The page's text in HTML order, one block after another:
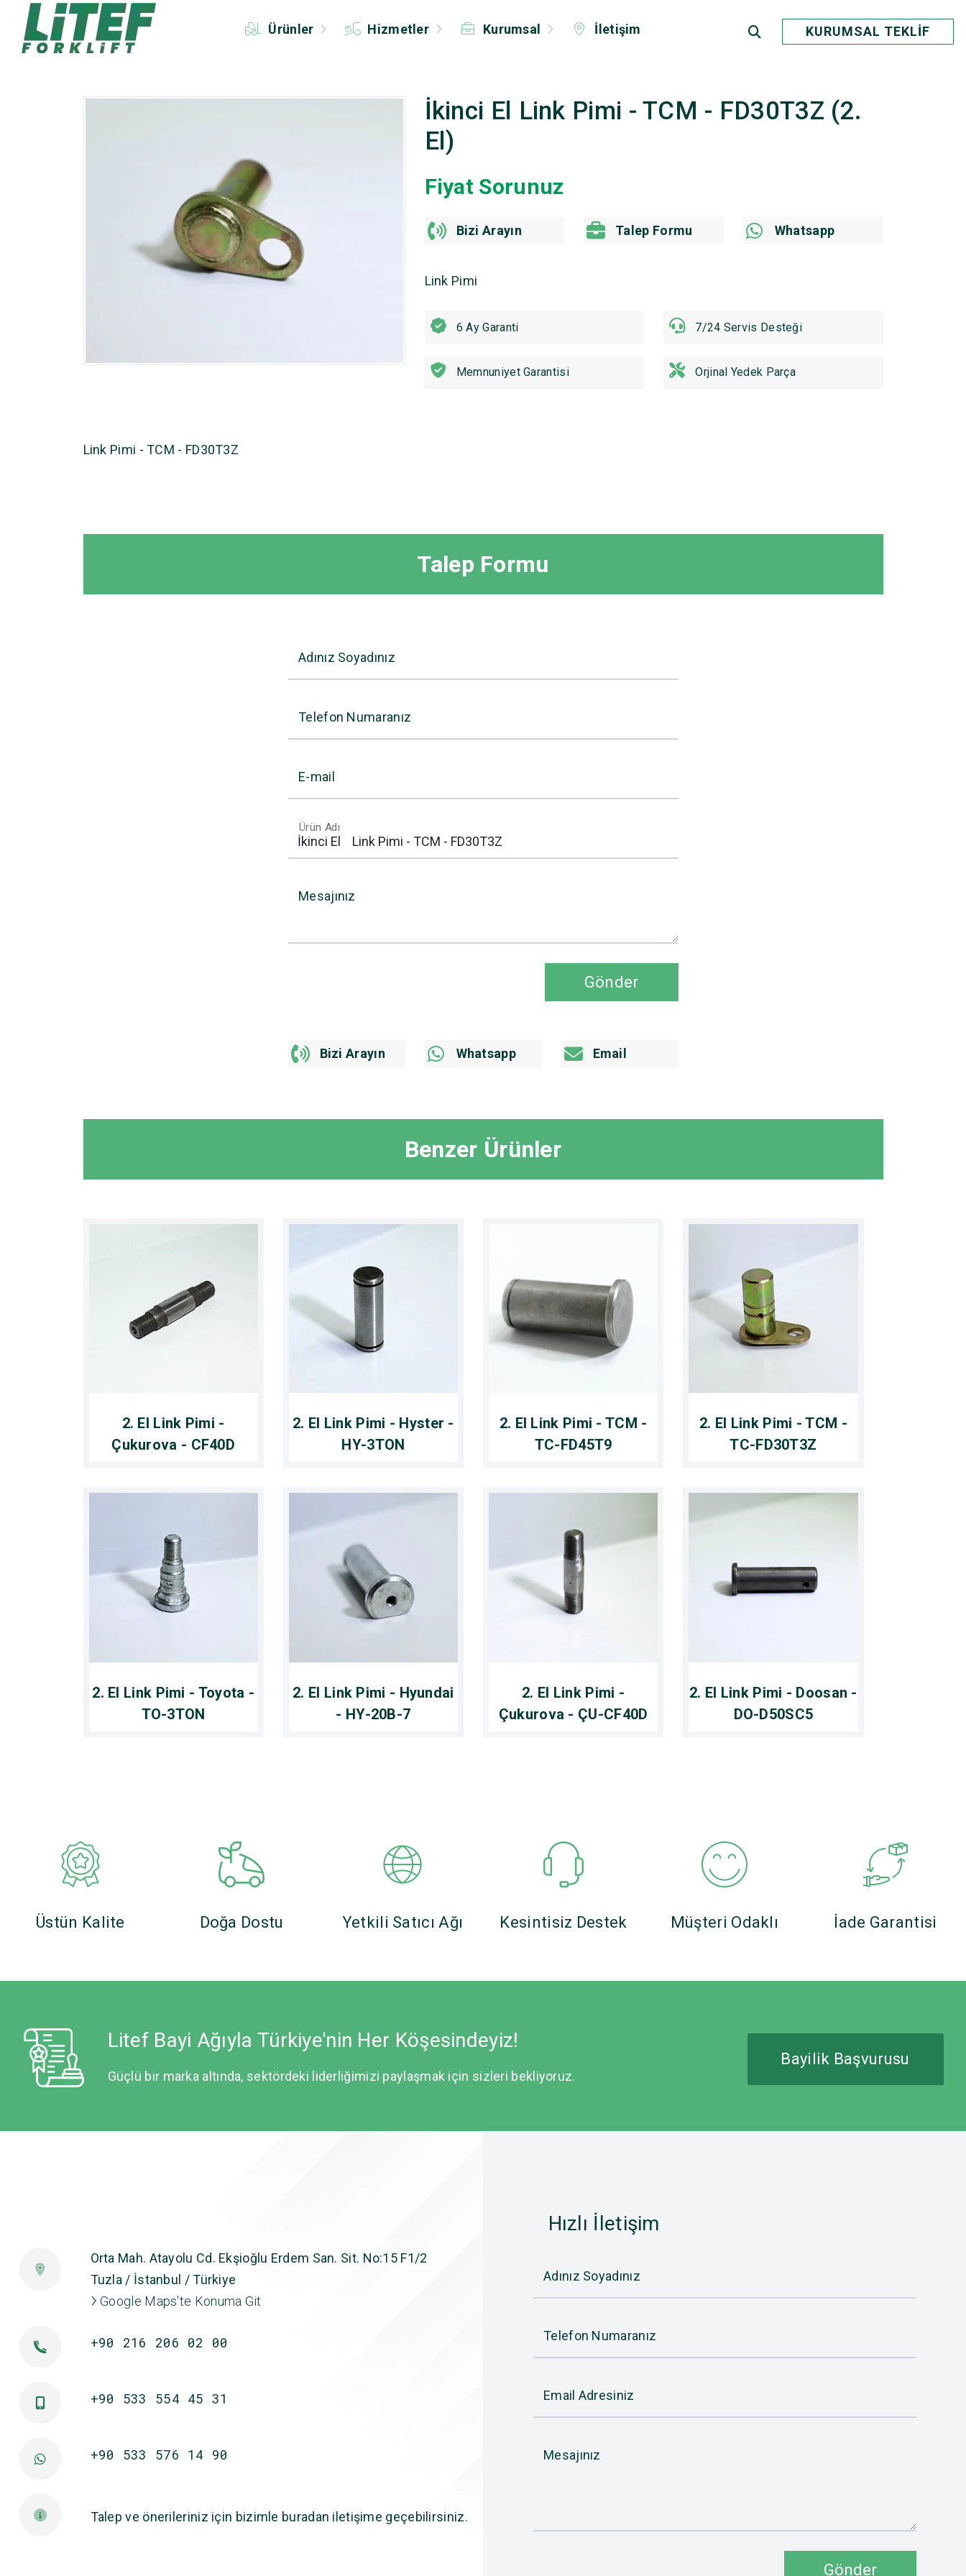
Ürünler Hizmetler Kurumsal İletişim KURUMSAL TEKLİF
İkinci El Link Pimi - TCM - FD30T3Z (2.
El)
Fiyat Sorunuz
Bizi Arayın Talep Formu Whatsapp
Link Pimi
6 Ay Garanti 7/24 Servis Desteği
Memnuniyet Garantisi Orjinal Yedek Parça
Link Pimi - TCM - FD30T3Z
Talep Formu
Adınız Soyadınız
Telefon Numaranız
E-mail
Ürün Adı
Mesajınız
Gönder
Bizi Arayın Whatsapp Email
Benzer Ürünler
2. El Link Pimi -
Çukurova - CF40D
2. El Link Pimi - Hyster -
HY-3TON
2. El Link Pimi - TCM -
TC-FD45T9
2. El Link Pimi - TCM -
TC-FD30T3Z
2. El Link Pimi - Toyota -
TO-3TON
2. El Link Pimi - Hyundai
- HY-20B-7
2. El Link Pimi -
Çukurova - ÇU-CF40D
2. El Link Pimi - Doosan -
DO-D50SC5
Üstün Kalite Doğa Dostu Yetkili Satıcı Ağı Kesintisiz Destek Müşteri Odaklı İade Garantisi
Litef Bayi Ağıyla Türkiye'nin Her Köşesindeyiz!
Güçlü bir marka altında, sektördeki liderliğimizi paylaşmak için sizleri bekliyoruz.
Bayilik Başvurusu
Orta Mah. Atayolu Cd. Ekşioğlu Erdem San. Sit. No:15 F1/2
Tuzla / İstanbul / Türkiye
Google Maps'te Konuma Git
+90 216 206 02 00
+90 533 554 45 31
+90 533 576 14 90
Talep ve önerileriniz için bizimle buradan iletişime geçebilirsiniz.
Hızlı İletişim
Adınız Soyadınız
Telefon Numaranız
Email Adresiniz
Mesajınız
Gönder